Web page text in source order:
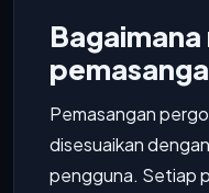
Pemasangan
disesuaikan
pengguna. Setiap